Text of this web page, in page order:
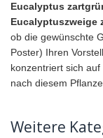
Eucalyptus
Eucalyptuszweige
ob die gewünschte
Poster) Ihren
konzentriert sich
nach diesem
Weitere